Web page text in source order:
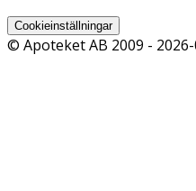
Cookieinställningar
© Apoteket AB 2009 -